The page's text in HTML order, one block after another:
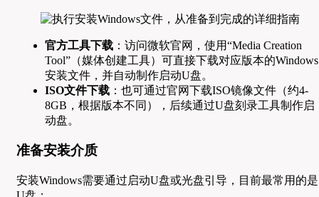
官方工具下载 ：访问微软官网，使用“Media Creation
Tool”（媒体创建工具）可直接下载对应版本的Windows
安装文件，并自动制作启动U盘。
ISO文件下载 ：也可通过官网下载ISO镜像文件（约4-
8GB，根据版本不同），后续通过U盘刻录工具制作启
动盘。
准备安装介质
安装Windows需要通过启动U盘或光盘引导，目前最常用的是